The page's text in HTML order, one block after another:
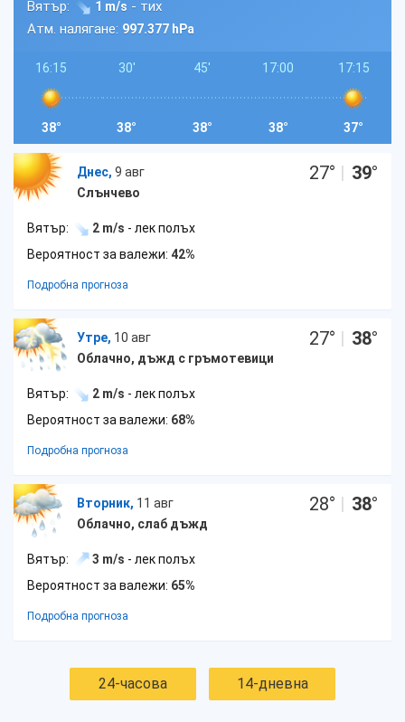
Вятър: 1 m/s - тих
Атм. налягане: 997.377 hPa
16:15
38°
30'
38°
45'
38°
17:00
38°
17:15
37°
Днес, 9 авг
Слънчево
27° | 39°
Вятър: 2 m/s - лек полъх
Вероятност за валежи: 42%
Подробна прогноза
Утре, 10 авг
Облачно, дъжд с гръмотевици
27° | 38°
Вятър: 2 m/s - лек полъх
Вероятност за валежи: 68%
Подробна прогноза
Вторник, 11 авг
Облачно, слаб дъжд
28° | 38°
Вятър: 3 m/s - лек полъх
Вероятност за валежи: 65%
Подробна прогноза
24-часова 14-дневна